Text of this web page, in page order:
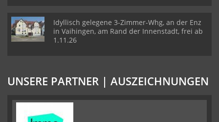
Idyllisch gelegene 3-Zimmer-Whg, an der Enz
in Vaihingen, am Rand der Innenstadt, frei ab
1.11.26
UNSERE PARTNER | AUSZEICHNUNGEN